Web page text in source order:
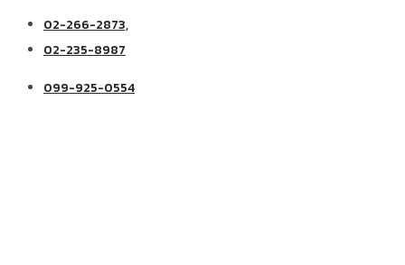
02-266-2873,
02-235-8987
099-925-0554